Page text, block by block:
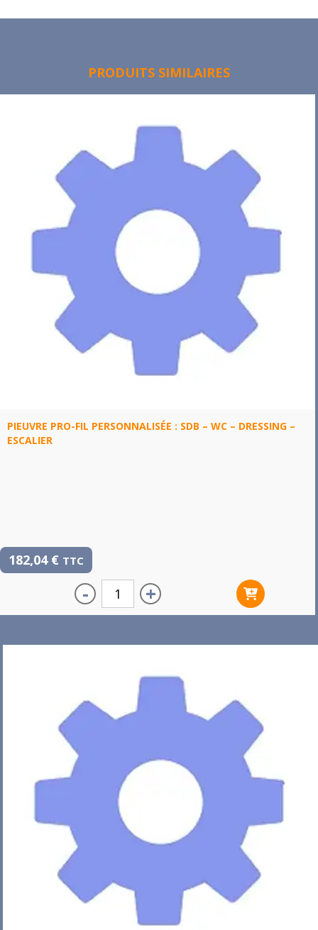
PRODUITS SIMILAIRES
PIEUVRE PRO-FIL PERSONNALISÉE : SDB – WC – DRESSING –
ESCALIER
182,04 € TTC
- +